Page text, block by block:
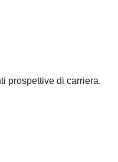
prospettive di carriera.